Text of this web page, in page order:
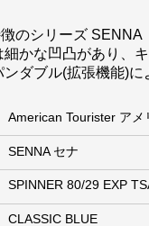
のシリーズ
かな凹凸があり、
ダブル(拡張機能)
American Tourister アメ
SENNA セナ
SPINNER 80/29 EXP
CLASSIC BLUE